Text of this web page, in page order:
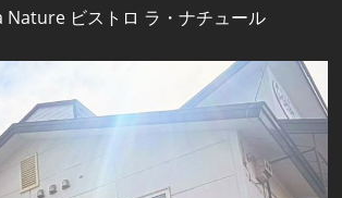
Nature ビストロ ラ・ナチュール